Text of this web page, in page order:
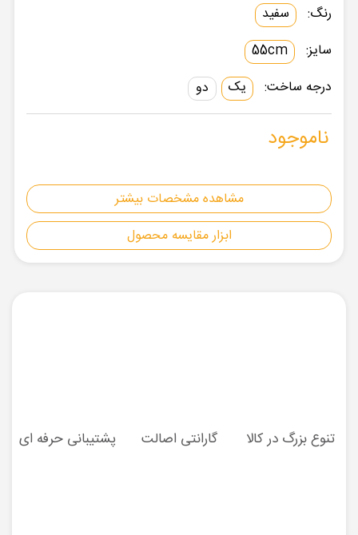
مشاهده مشخصات بیشتر
ابزار مقایسه محصول
رنگ:
سفید
سایز:
55cm
درجه ساخت:
یک دو
ناموجود
تنوع بزرگ در کالا گارانتی اصالت پشتیبانی حرفه ای